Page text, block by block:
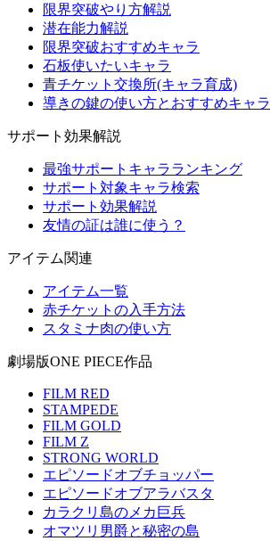
限界突破やり方解説
潜在能力解説
限界突破おすすめキャラ
石板使いたいキャラ
青チケット交換所(キャラ育成)
導きの鍵の使い方とおすすめキャラ
サポート効果解説
最強サポートキャラランキング
サポート対象キャラ検索
サポート効果解説
友情の証は誰に使う？
アイテム関連
アイテム一覧
赤チケットの入手方法
スタミナ肉の使い方
劇場版ONE PIECE作品
FILM RED
STAMPEDE
FILM GOLD
FILM Z
STRONG WORLD
エピソードオブチョッパー
エピソードオブアラバスタ
カラクリ島のメカ巨兵
オマツリ男爵と秘密の島